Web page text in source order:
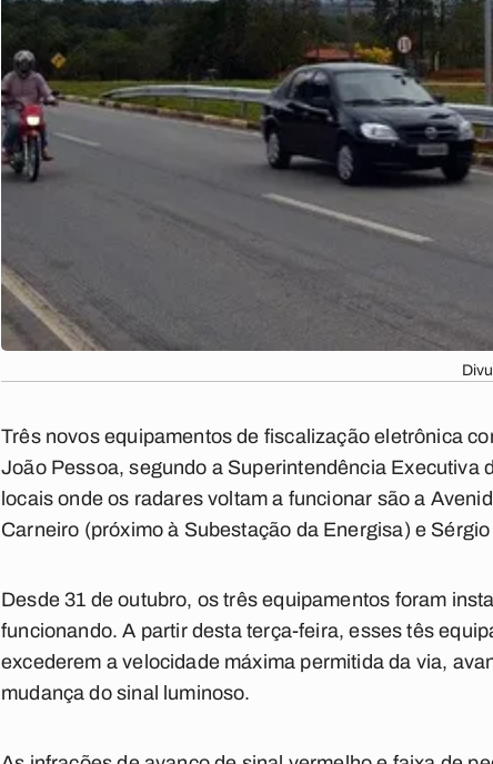
Três novos equipamentos de fiscalização eletrônica
João Pessoa, segundo a Superintendência
locais onde os radares voltam a funcionar são a
Carneiro (próximo à Subestação da Energisa) e
Desde 31 de outubro, os três equipamentos foram
funcionando. A partir desta terça-feira, esses tês
excederem a velocidade máxima permitida da via,
mudança do sinal luminoso.